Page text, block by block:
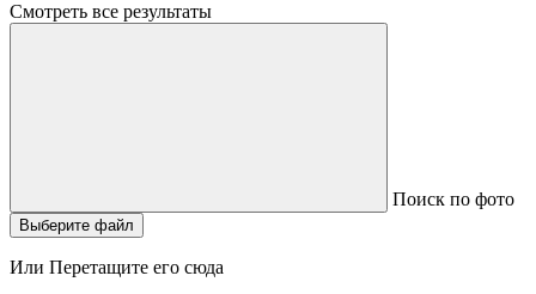
Смотреть все результаты
Поиск по фото
Выберите файл
Или Перетащите его сюда